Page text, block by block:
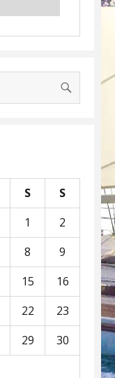
S
S
1
2
8
9
15
16
22
23
29
30